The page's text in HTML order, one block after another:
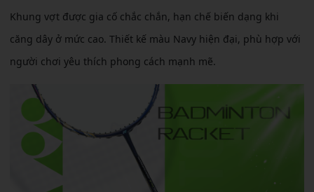
Khung vợt được gia cố chắc chắn, hạn chế biến dạng khi
căng dây ở mức cao. Thiết kế màu Navy hiện đại, phù hợp với
người chơi yêu thích phong cách mạnh mẽ.